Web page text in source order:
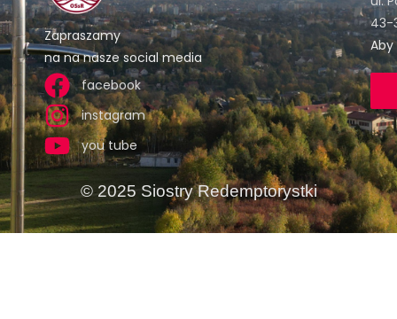
Zapraszamy
na na nasze social media
facebook
instagram
you tube
43-
© 2025 Siostry Redemptorystki